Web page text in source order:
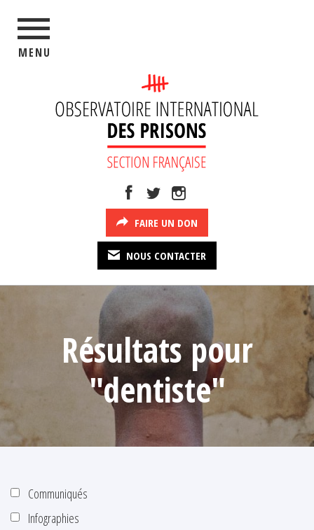
MENU
FAIRE UN DON
NOUS CONTACTER
Résultats pour
"dentiste"
Communiqués
Infographies